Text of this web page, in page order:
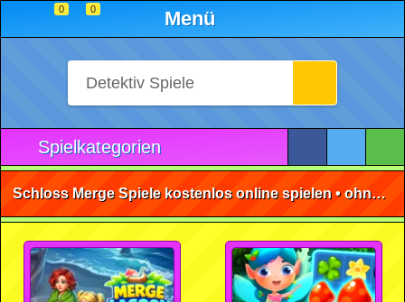
0 0 Menü
Spielkategorien
Schloss Merge Spiele kostenlos online spielen • ohne Anmeldung 🕹️